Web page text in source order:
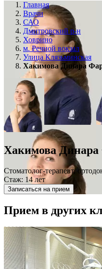
Главная
Врачи
САО
Дмитровский р-н
Ховрино
м. Речной вокзал
Улица Клязьминская
Хакимова Динара
Хакимова Динара
Стоматолог-терапевт,
Стаж: 14 лет
Записаться на прием
Прием в других